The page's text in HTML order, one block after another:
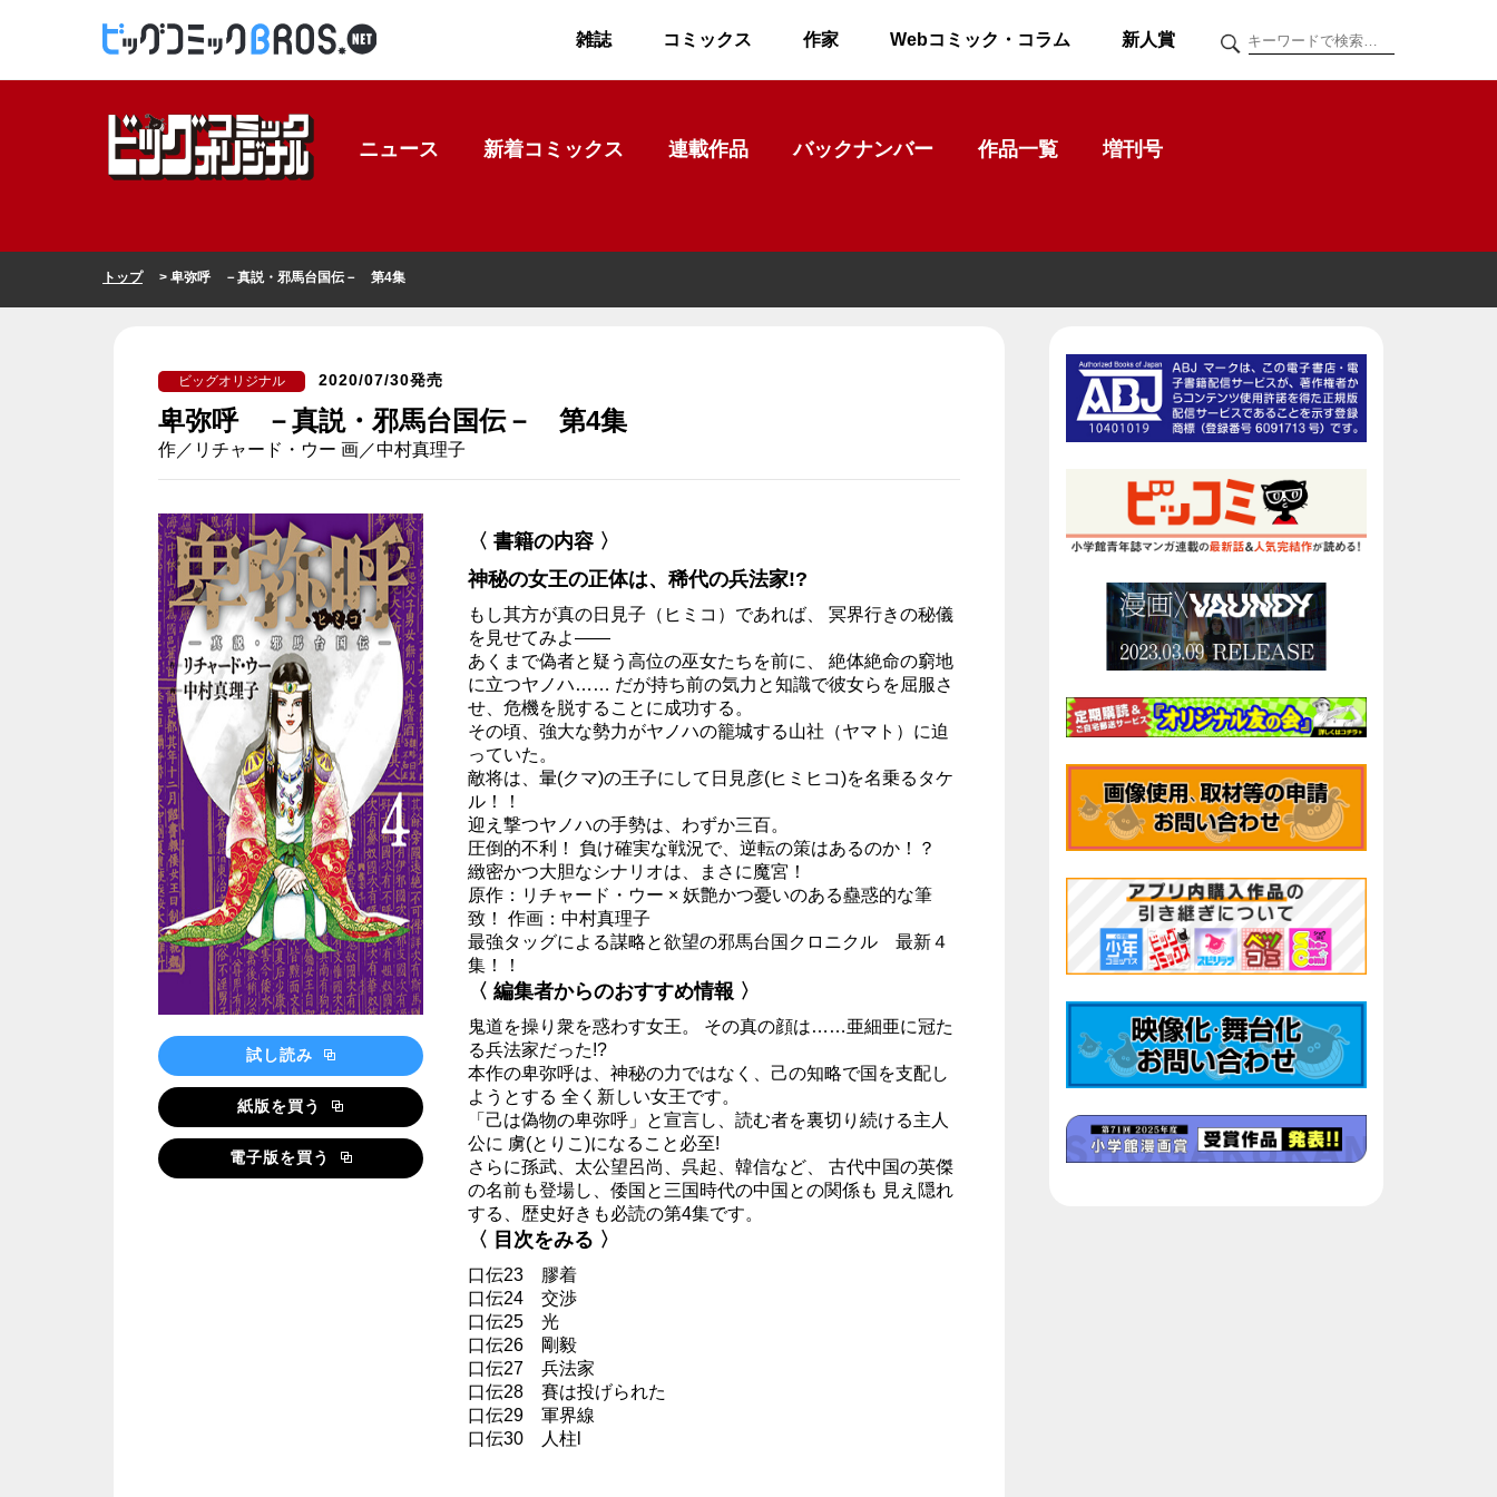
雑誌 コミックス 作家 Webコミック・コラム 新人賞
ニュース 新着コミックス 連載作品 バックナンバー 作品一覧 増刊号
トップ> 卑弥呼 －真説・邪馬台国伝－ 第4集
ビッグオリジナル 2020/07/30発売
卑弥呼 －真説・邪馬台国伝－ 第4集
作／リチャード・ウー 画／中村真理子
試し読み
紙版を買う
電子版を買う
〈 書籍の内容 〉
神秘の女王の正体は、稀代の兵法家!?
もし其方が真の日見子（ヒミコ）であれば、 冥界行きの秘儀
を見せてみよ――
あくまで偽者と疑う高位の巫女たちを前に、 絶体絶命の窮地
に立つヤノハ…… だが持ち前の気力と知識で彼女らを屈服さ
せ、危機を脱することに成功する。
その頃、強大な勢力がヤノハの籠城する山社（ヤマト）に迫
っていた。
敵将は、暈(クマ)の王子にして日見彦(ヒミヒコ)を名乗るタケ
ル！！
迎え撃つヤノハの手勢は、わずか三百。
圧倒的不利！ 負け確実な戦況で、逆転の策はあるのか！？
緻密かつ大胆なシナリオは、まさに魔宮！
原作：リチャード・ウー × 妖艶かつ憂いのある蠱惑的な筆
致！ 作画：中村真理子
最強タッグによる謀略と欲望の邪馬台国クロニクル 最新４
集！！
〈 編集者からのおすすめ情報 〉
鬼道を操り衆を惑わす女王。 その真の顔は……亜細亜に冠た
る兵法家だった!?
本作の卑弥呼は、神秘の力ではなく、己の知略で国を支配し
ようとする 全く新しい女王です。
「己は偽物の卑弥呼」と宣言し、読む者を裏切り続ける主人
公に 虜(とりこ)になること必至!
さらに孫武、太公望呂尚、呉起、韓信など、 古代中国の英傑
の名前も登場し、倭国と三国時代の中国との関係も 見え隠れ
する、歴史好きも必読の第4集です。
〈 目次をみる 〉
口伝23 膠着
口伝24 交渉
口伝25 光
口伝26 剛毅
口伝27 兵法家
口伝28 賽は投げられた
口伝29 軍界線
口伝30 人柱l